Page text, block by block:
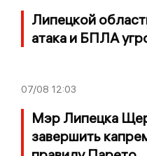
Липецкой
атака и БПЛА
07/08 12:03
Мэр Липецка
завершить